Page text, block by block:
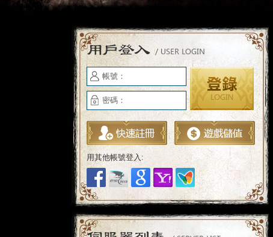
帳號：
密碼：
用其他帳號登入: